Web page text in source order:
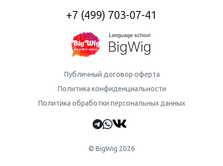
+7 (499) 703-07-41
Публичный договор оферта
Политика конфиденциальности
Политика обработки персональных данных
© BigWig 2026